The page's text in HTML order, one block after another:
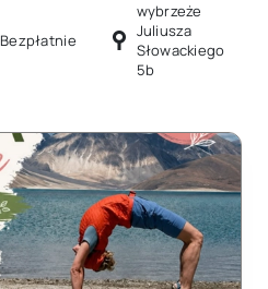
Bezpłatnie
wybrzeże
Juliusza
Słowackiego
5b